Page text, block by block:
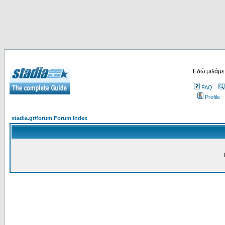
Εδώ
FAQ
Profile
stadia.gr/forum Forum Index